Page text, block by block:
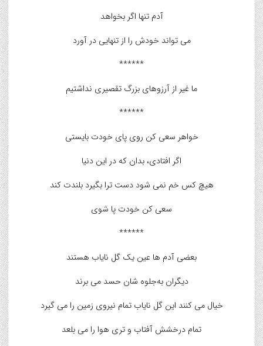
آدم تنها اگر بخواهد
می تواند خودش را از تنهایی در آورد
******
ما غیر از آرزوهاى بزرگ تقصیرى نداشتیم
******
خواهر سعی کن روی پای خودت بایستی
اگر افتادی، بدان که در این دنیا
هیچ کس خم نمی‌ شود دست ترا بگیرد بلندت کند
سعی کن خودت پا شوی
******
بعضی آدم ها عین یک گل نایاب هستند
دیگران به‌جلوه‌ شان حسد می‌ برند
خیال می‌ کنند این گل نایاب تمام نیروی زمین را می‌ گیرد
تمام درخشش آفتاب و تری هوا را می‌ بلعد